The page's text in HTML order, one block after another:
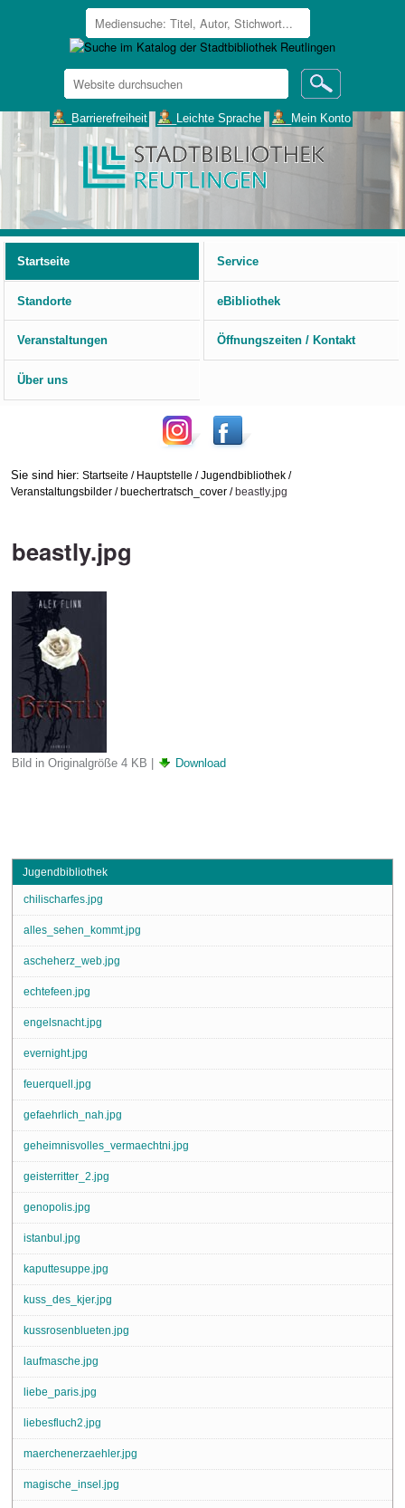
Website
durchsuchen
___Barrierefreiheit ___Leichte Sprache ___Mein Konto
Startseite
Service
Standorte eBibliothek
Veranstaltungen Öffnungszeiten / Kontakt
Über uns
Sie sind hier: Startseite / Hauptstelle /Jugendbibliothek /
Veranstaltungsbilder /buechertratsch_cover /beastly.jpg
beastly.jpg
Bild in Originalgröße 4 KB | Download
Jugendbibliothek
chilischarfes.jpg
alles_sehen_kommt.jpg
ascheherz_web.jpg
echtefeen.jpg
engelsnacht.jpg
evernight.jpg
feuerquell.jpg
gefaehrlich_nah.jpg
geheimnisvolles_vermaechtni.jpg
geisterritter_2.jpg
genopolis.jpg
istanbul.jpg
kaputtesuppe.jpg
kuss_des_kjer.jpg
kussrosenblueten.jpg
laufmasche.jpg
liebe_paris.jpg
liebesfluch2.jpg
maerchenerzaehler.jpg
magische_insel.jpg